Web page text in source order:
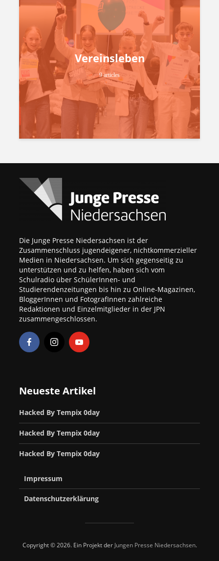
Vereinsleben
9 articles
Die Junge Presse Niedersachsen ist der
Zusammenschluss jugendeigener, nichtkommerzieller
Medien in Niedersachsen. Um sich gegenseitig zu
unterstützen und zu helfen, haben sich vom
Schulradio über SchülerInnen- und
Studierendenzeitungen bis hin zu Online-Magazinen,
BloggerInnen und FotografInnen zahlreiche
Redaktionen und Einzelmitglieder in der JPN
zusammengeschlossen.
Neueste Artikel
Hacked By Tempix 0day
Hacked By Tempix 0day
Hacked By Tempix 0day
Impressum
Datenschutzerklärung
Copyright © 2026. Ein Projekt der Jungen Presse Niedersachsen.